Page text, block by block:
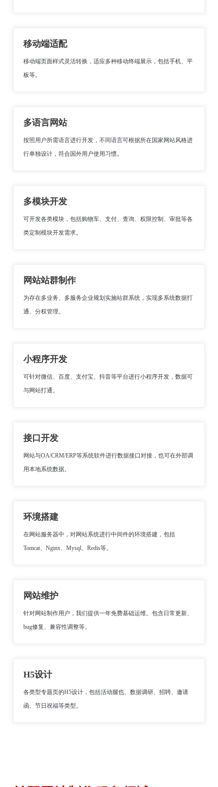
移动端适配
移动端页面样式灵活转换，适应多种移动终端展示，包括手机、平
板等。
多语言网站
按照用户所需语言进行开发，不同语言可根据所在国家网站风格进
行单独设计，符合国外用户使用习惯。
多模块开发
可开发各类模块，包括购物车、支付、查询、权限控制、审批等各
类定制模块开发需求。
网站站群制作
为存在多业务、多服务企业规划实施站群系统，实现多系统数据打
通、分权管理。
小程序开发
可针对微信、百度、支付宝、抖音等平台进行小程序开发，数据可
与网站打通。
接口开发
网站与OA/CRM/ERP等系统软件进行数据接口对接，也可在外部调
用本地系统数据。
环境搭建
在网站服务器中，对网站系统进行中间件的环境搭建，包括
Tomcat、Nginx、Mysql、Redis等。
网站维护
针对网站制作用户，我们提供一年免费基础运维。包含日常更新、
bug修复、兼容性调整等。
H5设计
各类型专题页的H5设计，包括活动腿也、数据调研、招聘、邀请
函、节日祝福等类型。